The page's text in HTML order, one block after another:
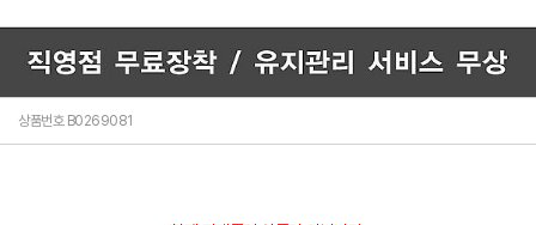
상품번호 B0269081